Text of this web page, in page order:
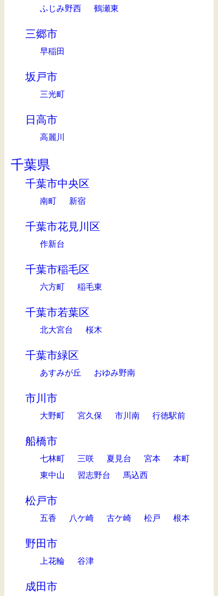
ふじみ野西 鶴瀬東
三郷市
早稲田
坂戸市
三光町
日高市
高麗川
千葉県
千葉市中央区
南町 新宿
千葉市花見川区
作新台
千葉市稲毛区
六方町 稲毛東
千葉市若葉区
北大宮台 桜木
千葉市緑区
あすみが丘 おゆみ野南
市川市
大野町 宮久保 市川南 行徳駅前
船橋市
七林町 三咲 夏見台 宮本
本町
東中山
習志野台 馬込西
松戸市
五香 八ケ崎 古ケ崎 松戸 根本
野田市
上花輪 谷津
成田市